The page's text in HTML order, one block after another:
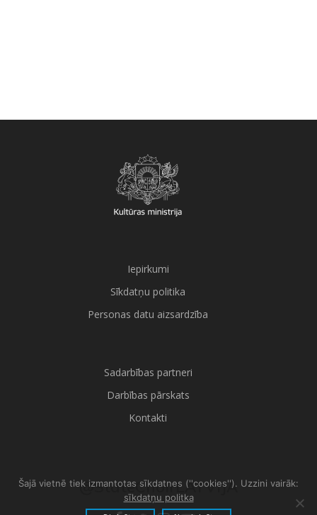
Iepirkumi
Sīkdatņu politika
Personas datu aizsardzība
Sadarbības partneri
Darbības pārskats
Kontakti
@StateChoirLATVIJA
Šajā vietnē tiek izmantotas sīkdatnes (''cookies''). Uzzini vairāk:
sīkdatņu politka